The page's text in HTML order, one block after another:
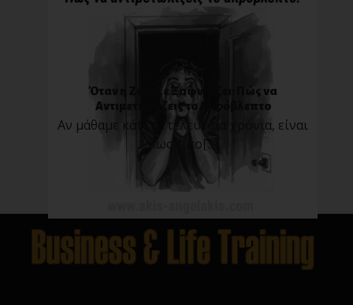
Όταν η Ζωή Σε Ξαφνιάζει: Πώς να
Αντιμετωπίζεις το Απρόβλεπτο
Αν μάθαμε κάτι τα τελευταία χρόνια, είναι
πως τίπο[...]